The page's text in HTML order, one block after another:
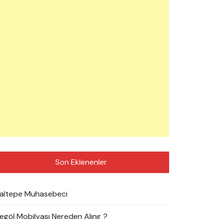
Son Eklenenler
Muhasebeci
Mobilyası Nereden Alınır ?